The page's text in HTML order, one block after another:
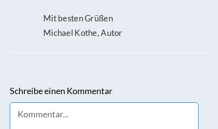
Mit besten Grüßen
Michael Kothe, Autor
Schreibe einen Kommentar
Comment